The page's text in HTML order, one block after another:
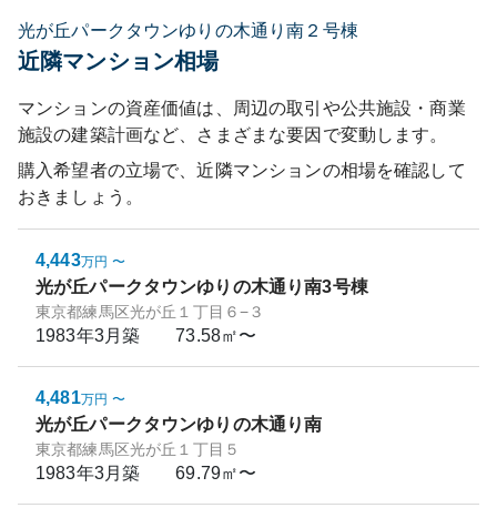
光が丘パークタウンゆりの木通り南２号棟
近隣マンション相場
マンションの資産価値は、周辺の取引や公共施設・商業
施設の建築計画など、さまざまな要因で変動します。
購入希望者の立場で、近隣マンションの相場を確認して
おきましょう。
4,443万円 〜
光が丘パークタウンゆりの木通り南3号棟
東京都練馬区光が丘１丁目６−３
1983年3月築 73.58㎡〜
4,481万円 〜
光が丘パークタウンゆりの木通り南
東京都練馬区光が丘１丁目５
1983年3月築 69.79㎡〜